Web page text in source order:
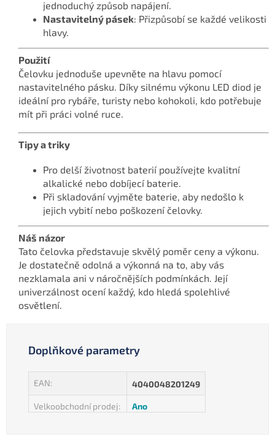
jednoduchý způsob napájení.
Nastavitelný pásek: Přizpůsobí se každé velikosti
hlavy.
Použití
Čelovku jednoduše upevněte na hlavu pomocí
nastavitelného pásku. Díky silnému výkonu LED diod je
ideální pro rybáře, turisty nebo kohokoli, kdo potřebuje
mít při práci volné ruce.
Tipy a triky
Pro delší životnost baterií používejte kvalitní
alkalické nebo dobíjecí baterie.
Při skladování vyjměte baterie, aby nedošlo k
jejich vybití nebo poškození čelovky.
Náš názor
Tato čelovka představuje skvělý poměr ceny a výkonu.
Je dostatečně odolná a výkonná na to, aby vás
nezklamala ani v náročnějších podmínkách. Její
univerzálnost ocení každý, kdo hledá spolehlivé
osvětlení.
Doplňkové parametry
EAN: 4040048201249
Velkoobchodní prodej: Ano